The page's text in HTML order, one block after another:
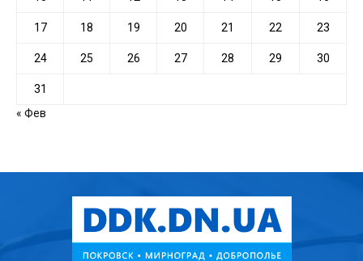
17 18 19 20 21 22 23
24 25 26 27 28 29 30
31
« Фев